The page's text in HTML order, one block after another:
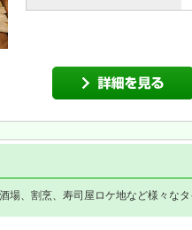
場、割烹、寿司屋ロケ地など様々な